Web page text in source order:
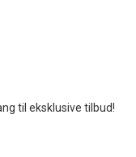
til eksklusive tilbud!